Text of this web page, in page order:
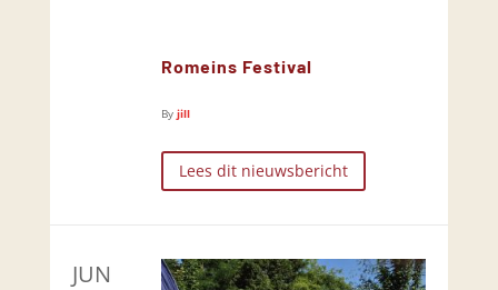
Romeins Festival
By jill
Lees dit nieuwsbericht
JUN